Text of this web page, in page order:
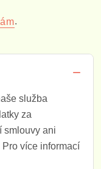
.
služba
za
smlouvy ani
více informací